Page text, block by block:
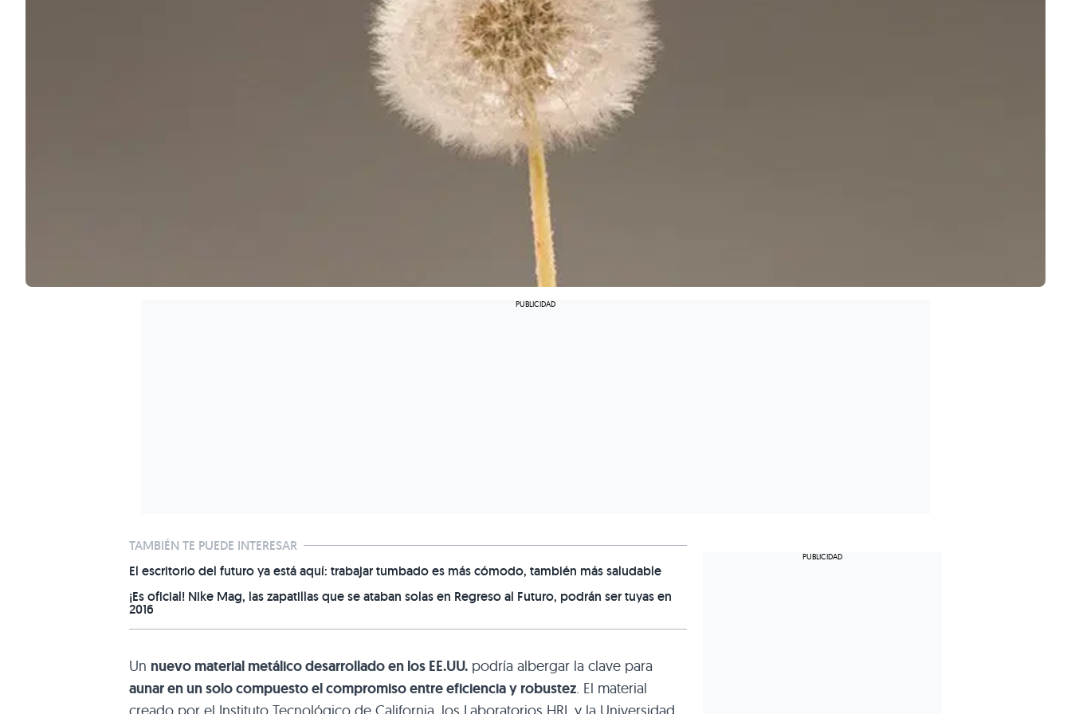
TAMBIÉN TE PUEDE INTERESAR
El escritorio del futuro ya está aquí: trabajar tumbado es más cómodo, también más saludable
¡Es oficial! Nike Mag, las zapatillas que se ataban solas en Regreso al Futuro, podrán ser tuyas en
2016
Un nuevo material metálico desarrollado en los EE.UU. podría albergar la clave para
aunar en un solo compuesto el compromiso entre eficiencia y robustez . El material
creado por el Instituto Tecnológico de California, los Laboratorios HRL y la Universidad